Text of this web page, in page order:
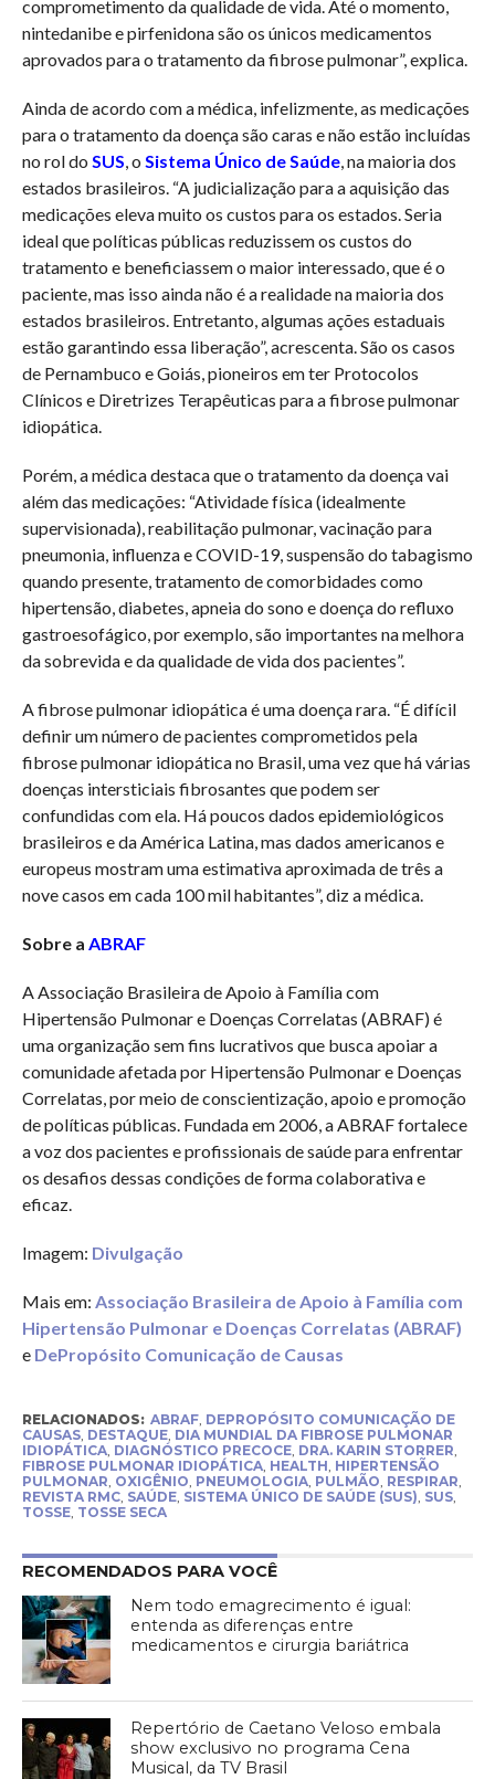
comprometimento da qualidade de vida. Até o momento,
nintedanibe e pirfenidona são os únicos medicamentos
aprovados para o tratamento da fibrose pulmonar”, explica.
Ainda de acordo com a médica, infelizmente, as medicações
para o tratamento da doença são caras e não estão incluídas
no rol do SUS, o Sistema Único de Saúde, na maioria dos
estados brasileiros. “A judicialização para a aquisição das
medicações eleva muito os custos para os estados. Seria
ideal que políticas públicas reduzissem os custos do
tratamento e beneficiassem o maior interessado, que é o
paciente, mas isso ainda não é a realidade na maioria dos
estados brasileiros. Entretanto, algumas ações estaduais
estão garantindo essa liberação”, acrescenta. São os casos
de Pernambuco e Goiás, pioneiros em ter Protocolos
Clínicos e Diretrizes Terapêuticas para a fibrose pulmonar
idiopática.
Porém, a médica destaca que o tratamento da doença vai
além das medicações: “Atividade física (idealmente
supervisionada), reabilitação pulmonar, vacinação para
pneumonia, influenza e COVID-19, suspensão do tabagismo
quando presente, tratamento de comorbidades como
hipertensão, diabetes, apneia do sono e doença do refluxo
gastroesofágico, por exemplo, são importantes na melhora
da sobrevida e da qualidade de vida dos pacientes”.
A fibrose pulmonar idiopática é uma doença rara. “É difícil
definir um número de pacientes comprometidos pela
fibrose pulmonar idiopática no Brasil, uma vez que há várias
doenças intersticiais fibrosantes que podem ser
confundidas com ela. Há poucos dados epidemiológicos
brasileiros e da América Latina, mas dados americanos e
europeus mostram uma estimativa aproximada de três a
nove casos em cada 100 mil habitantes”, diz a médica.
Sobre a ABRAF
A Associação Brasileira de Apoio à Família com
Hipertensão Pulmonar e Doenças Correlatas (ABRAF) é
uma organização sem fins lucrativos que busca apoiar a
comunidade afetada por Hipertensão Pulmonar e Doenças
Correlatas, por meio de conscientização, apoio e promoção
de políticas públicas. Fundada em 2006, a ABRAF fortalece
a voz dos pacientes e profissionais de saúde para enfrentar
os desafios dessas condições de forma colaborativa e
eficaz.
Imagem: Divulgação
Mais em: Associação Brasileira de Apoio à Família com
Hipertensão Pulmonar e Doenças Correlatas (ABRAF)
e DePropósito Comunicação de Causas
RELACIONADOS: ABRAF, DEPROPÓSITO COMUNICAÇÃO DE
CAUSAS, DESTAQUE, DIA MUNDIAL DA FIBROSE PULMONAR
IDIOPÁTICA, DIAGNÓSTICO PRECOCE, DRA. KARIN STORRER
FIBROSE PULMONAR IDIOPÁTICA, HEALTH HIPERTENSÃO
PULMONAR OXIGÊNIO PNEUMOLOGIA, PULMÃO RESPIRAR
REVISTA RMC, SAÚDE, SISTEMA ÚNICO DE SAÚDE (SUS) SUS,
TOSSE, TOSSE SECA
RECOMENDADOS PARA VOCÊ
Nem todo emagrecimento é igual:
entenda as diferenças entre
medicamentos e cirurgia bariátrica
Repertório de Caetano Veloso embala
show exclusivo no programa Cena
Musical, da TV Brasil